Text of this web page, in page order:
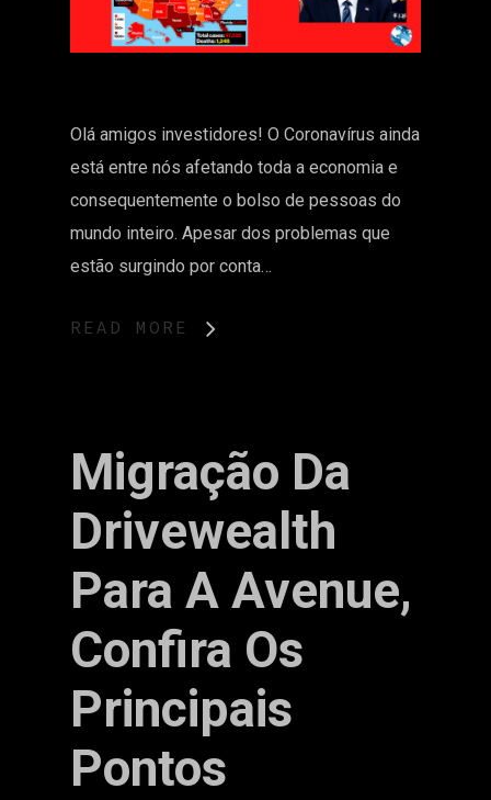
Olá amigos investidores! O Coronavírus ainda
está entre nós afetando toda a economia e
consequentemente o bolso de pessoas do
mundo inteiro. Apesar dos problemas que
estão surgindo por conta…
READ MORE
Migração Da
Drivewealth
Para A Avenue,
Confira Os
Principais
Pontos